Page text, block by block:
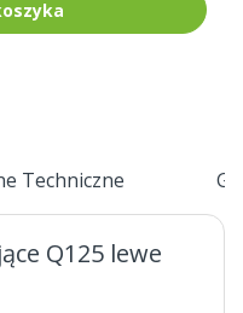
Techniczne
Q125 lewe